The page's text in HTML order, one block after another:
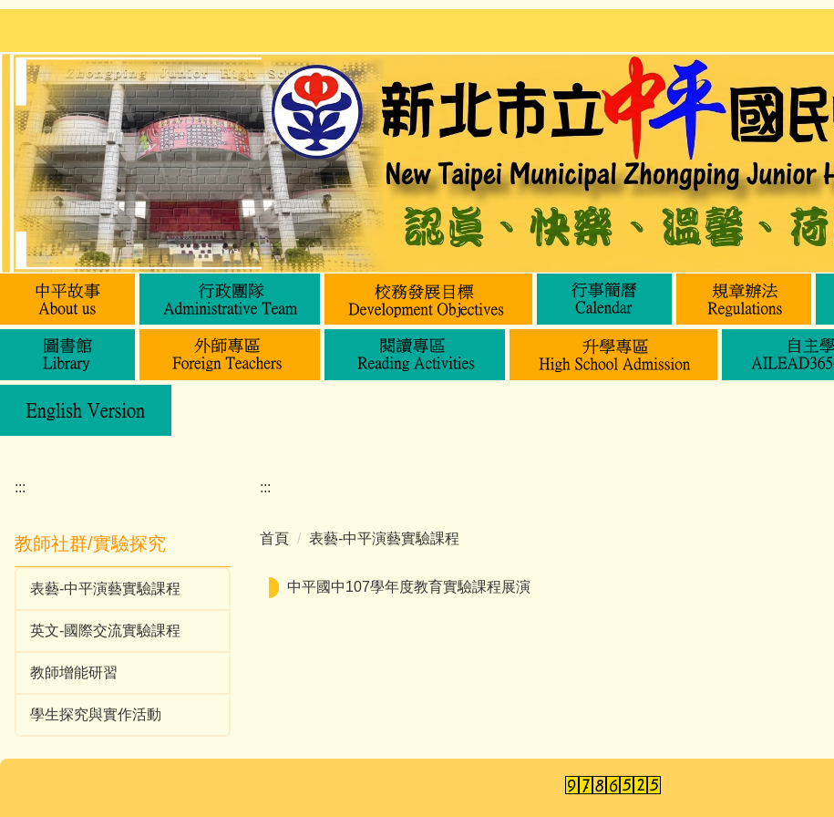
跳
主
內
容
區
:::
教師社群/實驗探究
表藝-中平演藝實驗課程
英文-國際交流實驗課程
教師增能研習
學生探究與實作活動
:::
首頁 表藝-中平演藝實驗課程
中平國中107學年度教育實驗課程展演